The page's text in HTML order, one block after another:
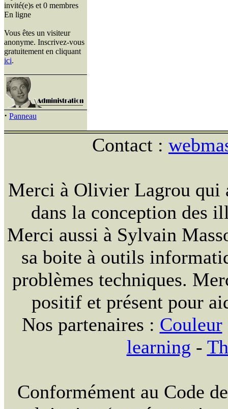
invité(e)s et 0 membres
En ligne
Vous êtes un visiteur
anonyme. Inscrivez-vous
gratuitement en cliquant
ici.
· Panneau
Contact :
Merci à Olivier Lagrou qui
dans la conception des
Merci aussi à Sylvain
sa boite à outils
problèmes techniques.
positif et présent pour
Nos partenaires : Couleur
learning -
Conformément au Code